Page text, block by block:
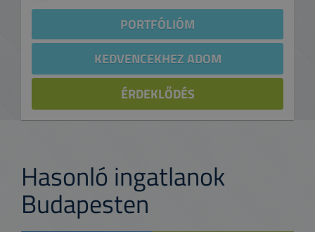
PORTFÓLIÓM
KEDVENCEKHEZ ADOM
ÉRDEKLŐDÉS
Hasonló ingatlanok
Budapesten